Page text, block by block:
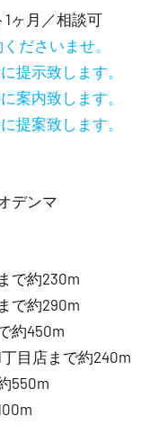
ヶ月／相談可
ださいませ。
提示致します。
案内致します。
提案致します。
デンマ
で約230m
で約290m
約450m
目店まで約240m
550m